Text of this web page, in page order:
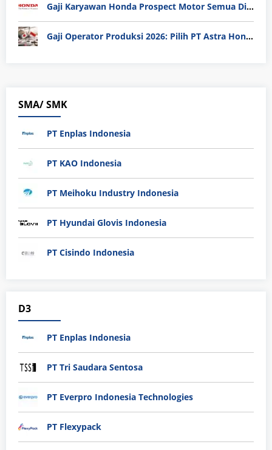
Gaji Karyawan Honda Prospect Motor Semua Divisi
Gaji Operator Produksi 2026: Pilih PT Astra Honda Motor (AHM) atau Manufaktur di Jepang?
SMA/ SMK
PT Enplas Indonesia
PT KAO Indonesia
PT Meihoku Industry Indonesia
PT Hyundai Glovis Indonesia
PT Cisindo Indonesia
D3
PT Enplas Indonesia
PT Tri Saudara Sentosa
PT Everpro Indonesia Technologies
PT Flexypack